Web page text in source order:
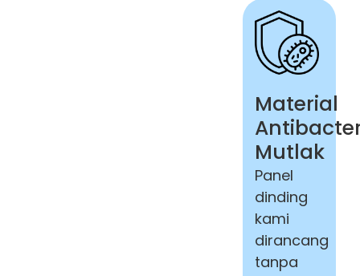
Material
Mutlak
Panel
dinding
kami
dirancang
tanpa